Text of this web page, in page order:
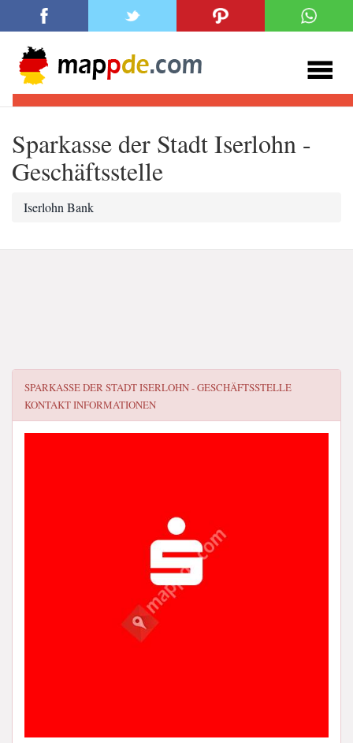
Sparkasse der Stadt Iserlohn -
Geschäftsstelle
Iserlohn Bank
SPARKASSE DER STADT ISERLOHN - GESCHÄFTSSTELLE
KONTAKT INFORMATIONEN